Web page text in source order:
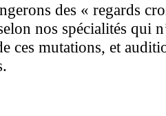
des « regards
nos spécialités qui
ces mutations, et